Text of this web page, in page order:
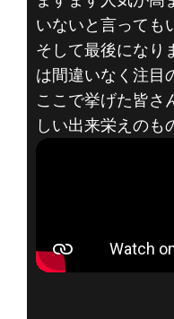
いないと言っても
そして最後になり
は間違いなく注目
ここで挙げた皆さ
しい出来栄えのも